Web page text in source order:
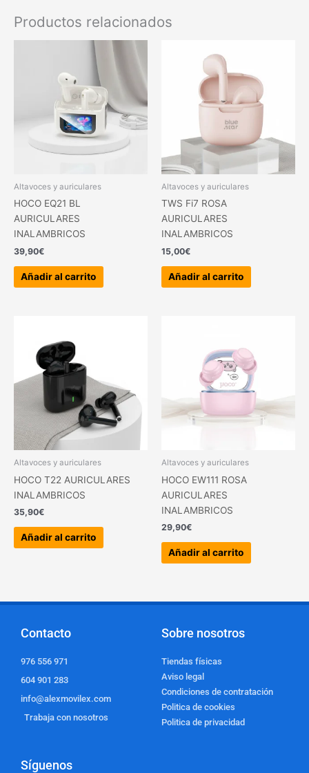
Productos relacionados
Altavoces y auriculares
HOCO EQ21 BL
AURICULARES
INALAMBRICOS
39,90€
Añadir al carrito
Altavoces y auriculares
TWS Fi7 ROSA
AURICULARES
INALAMBRICOS
15,00€
Añadir al carrito
Altavoces y auriculares
HOCO T22 AURICULARES
INALAMBRICOS
35,90€
Añadir al carrito
Altavoces y auriculares
HOCO EW111 ROSA
AURICULARES
INALAMBRICOS
29,90€
Añadir al carrito
Contacto
976 556 971
604 901 283
info@alexmovilex.com
Trabaja con nosotros
Sobre nosotros
Tiendas físicas
Aviso legal
Condiciones de contratación
Politica de cookies
Politica de privacidad
Síguenos